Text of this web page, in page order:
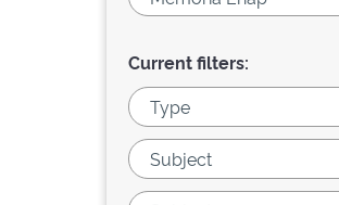
Current filters: